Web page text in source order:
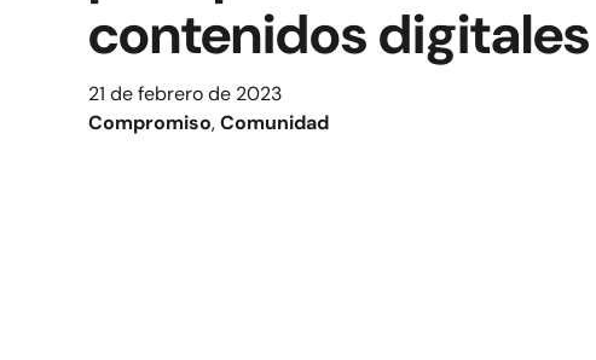
contenidos digitales
21 de febrero de 2023
Compromiso, Comunidad